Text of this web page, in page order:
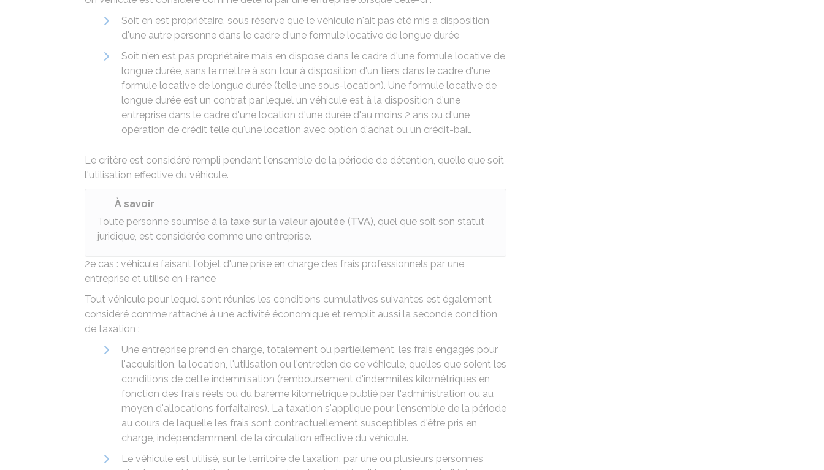
Soit en est propriétaire, sous réserve que le véhicule n'ait pas été mis à disposition
d'une autre personne dans le cadre d'une formule locative de longue durée
Soit n'en est pas propriétaire mais en dispose dans le cadre d'une formule locative de
longue durée, sans le mettre à son tour à disposition d'un tiers dans le cadre d'une
formule locative de longue durée (telle une sous-location). Une formule locative de
longue durée est un contrat par lequel un véhicule est à la disposition d'une
entreprise dans le cadre d'une location d'une durée d'au moins 2 ans ou d'une
opération de crédit telle qu'une location avec option d'achat ou un crédit-bail.
Le critère est considéré rempli pendant l'ensemble de la période de détention, quelle que soit
l'utilisation effective du véhicule.
À savoir
Toute personne soumise à la taxe sur la valeur ajoutée (TVA), quel que soit son statut
juridique, est considérée comme une entreprise.
2e cas : véhicule faisant l'objet d'une prise en charge des frais professionnels par une
entreprise et utilisé en France
Tout véhicule pour lequel sont réunies les conditions cumulatives suivantes est également
considéré comme rattaché à une activité économique et remplit aussi la seconde condition
de taxation :
Une entreprise prend en charge, totalement ou partiellement, les frais engagés pour
l'acquisition, la location, l'utilisation ou l'entretien de ce véhicule, quelles que soient les
conditions de cette indemnisation (remboursement d'indemnités kilométriques en
fonction des frais réels ou du barème kilométrique publié par l'administration ou au
moyen d'allocations forfaitaires). La taxation s'applique pour l'ensemble de la période
au cours de laquelle les frais sont contractuellement susceptibles d'être pris en
charge, indépendamment de la circulation effective du véhicule.
Le véhicule est utilisé, sur le territoire de taxation, par une ou plusieurs personnes